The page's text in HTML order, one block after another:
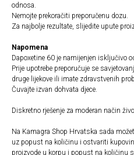
odnosa.
Nemojte prekoračiti preporučenu dozu.
Za najbolje rezultate, slijedite upute
Napomena
Dapoxetine 60 je namijenjen isključivo
Prije upotrebe preporučuje se
druge lijekove ili imate zdravstvenih
Čuvajte izvan dohvata djece.
Diskretno rješenje za moderan način
Na Kamagra Shop Hrvatska sada
uz popust na količinu i ostvariti
proizvode u korpu i popust na količinu